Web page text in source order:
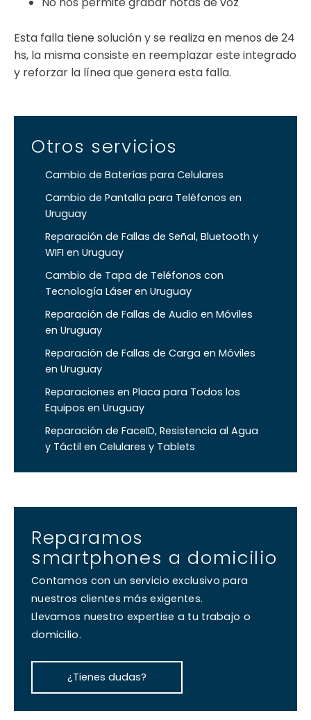
Esta falla tiene solución y se realiza en menos de 24
hs, la misma consiste en reemplazar este integrado
y reforzar la línea que genera esta falla.
Otros servicios
Cambio de Baterías para Celulares
Cambio de Pantalla para Teléfonos en
Uruguay
Reparación de Fallas de Señal, Bluetooth y
WIFI en Uruguay
Cambio de Tapa de Teléfonos con
Tecnología Láser en Uruguay
Reparación de Fallas de Audio en Móviles
en Uruguay
Reparación de Fallas de Carga en Móviles
en Uruguay
Reparaciones en Placa para Todos los
Equipos en Uruguay
Reparación de FaceID, Resistencia al Agua
y Táctil en Celulares y Tablets
Reparamos
smartphones a domicilio
Contamos con un servicio exclusivo para
nuestros clientes más exigentes.
Llevamos nuestro expertise a tu trabajo o
domicilio.
¿Tienes dudas?